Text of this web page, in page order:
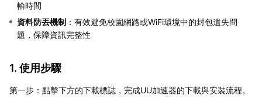
輸時間
資料防丟機制 ：有效避免校園網路或WiFi環境中的封包遺失問
題，保障資訊完整性
1. 使用步驟
第一步：點擊下方的下載標誌，完成UU加速器的下載與安裝流程。